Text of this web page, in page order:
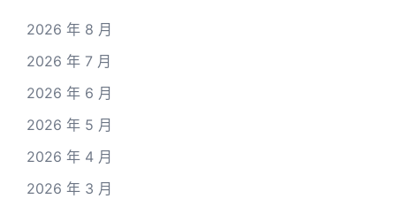
2026 年 8 月
2026 年 7 月
2026 年 6 月
2026 年 5 月
2026 年 4 月
2026 年 3 月